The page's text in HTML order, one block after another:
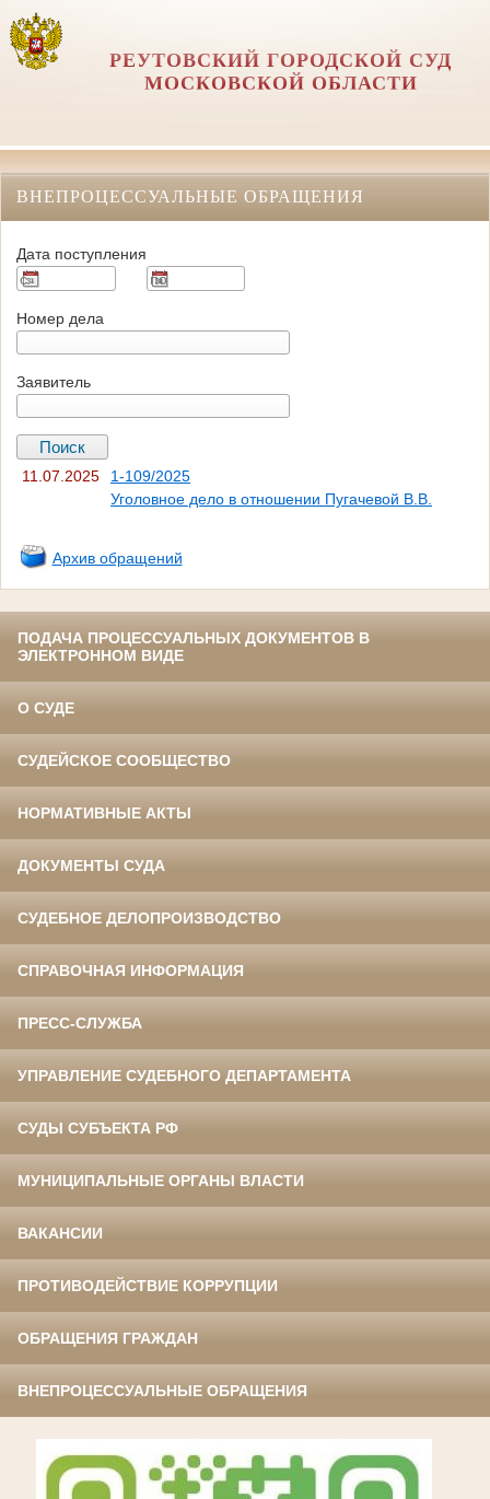
РЕУТОВСКИЙ ГОРОДСКОЙ СУД
МОСКОВСКОЙ ОБЛАСТИ
ВНЕПРОЦЕССУАЛЬНЫЕ ОБРАЩЕНИЯ
Дата поступления
Номер дела
Заявитель
11.07.2025
1-109/2025
Уголовное дело в отношении Пугачевой В.В.
Архив обращений
ПОДАЧА ПРОЦЕССУАЛЬНЫХ ДОКУМЕНТОВ В
ЭЛЕКТРОННОМ ВИДЕ
О СУДЕ
СУДЕЙСКОЕ СООБЩЕСТВО
НОРМАТИВНЫЕ АКТЫ
ДОКУМЕНТЫ СУДА
СУДЕБНОЕ ДЕЛОПРОИЗВОДСТВО
СПРАВОЧНАЯ ИНФОРМАЦИЯ
ПРЕСС-СЛУЖБА
УПРАВЛЕНИЕ СУДЕБНОГО ДЕПАРТАМЕНТА
СУДЫ СУБЪЕКТА РФ
МУНИЦИПАЛЬНЫЕ ОРГАНЫ ВЛАСТИ
ВАКАНСИИ
ПРОТИВОДЕЙСТВИЕ КОРРУПЦИИ
ОБРАЩЕНИЯ ГРАЖДАН
ВНЕПРОЦЕССУАЛЬНЫЕ ОБРАЩЕНИЯ